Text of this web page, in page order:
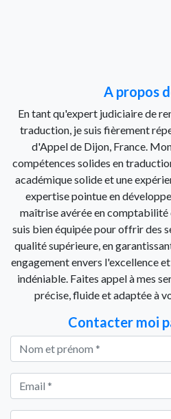
A propos
En tant qu'expert judiciaire de
traduction, je suis fièrement
d'Appel de Dijon, France.
compétences solides en
académique solide et une
expertise pointue en
maîtrise avérée en
suis bien équipée pour offrir des
qualité supérieure, en
engagement envers l'excellence
indéniable. Faites appel à mes
précise, fluide et adaptée à
Contacter moi